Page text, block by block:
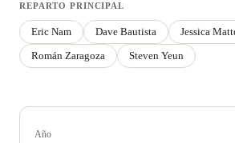
REPARTO PRINCIPAL
Eric Nam Dave Bautista
Jessica
Román Zaragoza
Steven Yeun
Año